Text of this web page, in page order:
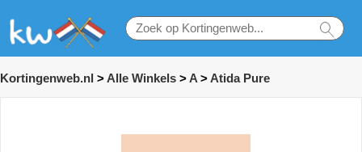
Kortingenweb.nl > Alle Winkels > A > Atida Pure